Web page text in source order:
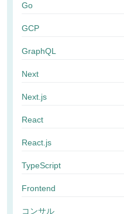
Go
GCP
GraphQL
Next
Next.js
React
React.js
TypeScript
Frontend
コンサル